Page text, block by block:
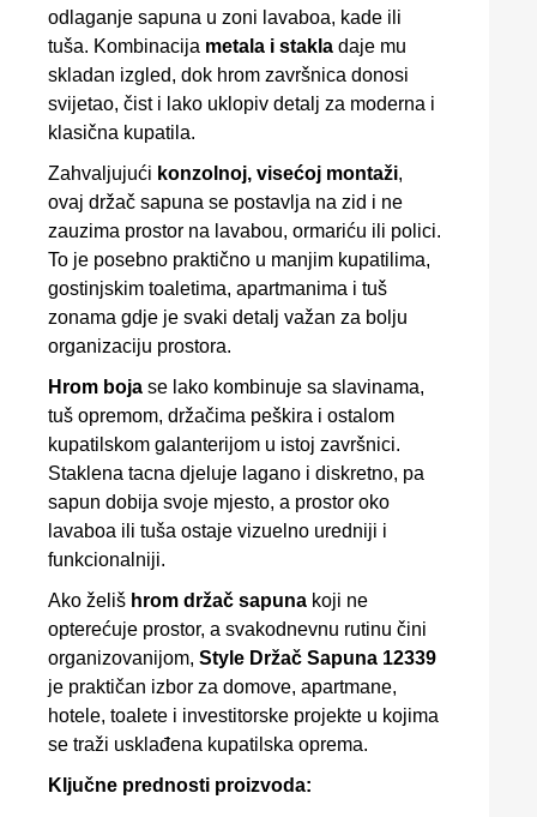
odlaganje sapuna u zoni lavaboa, kade ili
tuša. Kombinacija metala i stakla daje mu
skladan izgled, dok hrom završnica donosi
svijetao, čist i lako uklopiv detalj za moderna i
klasična kupatila.
Zahvaljujući konzolnoj, visećoj montaži,
ovaj držač sapuna se postavlja na zid i ne
zauzima prostor na lavabou, ormariću ili polici.
To je posebno praktično u manjim kupatilima,
gostinjskim toaletima, apartmanima i tuš
zonama gdje je svaki detalj važan za bolju
organizaciju prostora.
Hrom boja se lako kombinuje sa slavinama,
tuš opremom, držačima peškira i ostalom
kupatilskom galanterijom u istoj završnici.
Staklena tacna djeluje lagano i diskretno, pa
sapun dobija svoje mjesto, a prostor oko
lavaboa ili tuša ostaje vizuelno uredniji i
funkcionalniji.
Ako želiš hrom držač sapuna koji ne
opterećuje prostor, a svakodnevnu rutinu čini
organizovanijom, Style Držač Sapuna 12339
je praktičan izbor za domove, apartmane,
hotele, toalete i investitorske projekte u kojima
se traži usklađena kupatilska oprema.
Ključne prednosti proizvoda: